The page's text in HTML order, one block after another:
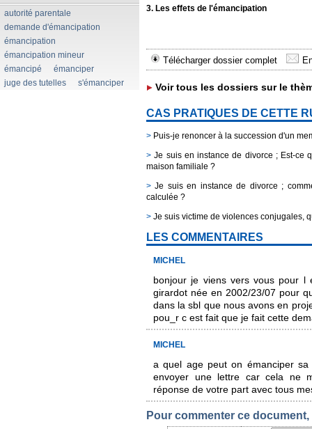
autorité parentale
demande d'émancipation
émancipation
émancipation mineur
émancipé
émanciper
juge des tutelles
s'émanciper
3. Les effets de l'émancipation
Télécharger dossier complet
Voir tous les dossiers sur le
CAS PRATIQUES DE CETTE
> Puis-je renoncer à la succession d'un
> Je suis en instance de divorce ; Est-ce
maison familiale ?
> Je suis en instance de divorce ;
calculée ?
> Je suis victime de violences conjugales,
LES COMMENTAIRES
MICHEL
bonjour je viens vers vous pour l
girardot née en 2002/23/07 pour
dans la sbl que nous avons en
pou_r c est fait que je fait cette
MICHEL
a quel age peut on émanciper
envoyer une lettre car cela ne
réponse de votre part avec tous
Pour commenter ce